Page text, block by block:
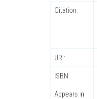
Citation:
URI:
ISBN:
Appears in